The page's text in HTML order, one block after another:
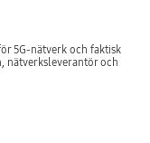
5G-nätverk och faktisk
nätverksleverantör och